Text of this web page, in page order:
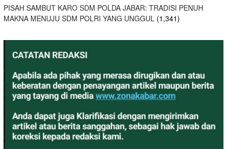
PISAH SAMBUT KARO SDM POLDA JABAR: TRADISI PENUH
MAKNA MENUJU SDM POLRI YANG UNGGUL (1,341)